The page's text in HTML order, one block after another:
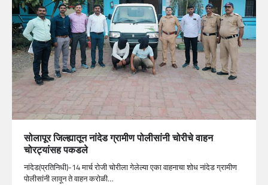
सोलापूर जिल्ह्यातून नांदेड ग्रामीण पोलीसांनी चोरीचे वाहन
चोरट्यांसह पकडले
नांदेड(प्रतिनिधी)-14 मार्च रोजी चोरीला गेलेल्या एका वाहनाचा शोध नांदेड ग्रामीण
पोलीसांनी लावून ते वाहन करोळी…